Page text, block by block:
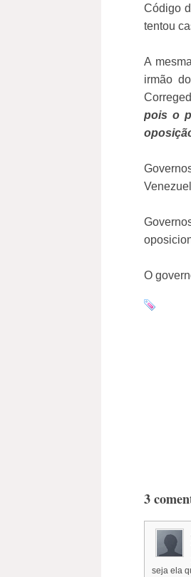
Código
tentou
A
irmão
pois o
O
3
seja ela